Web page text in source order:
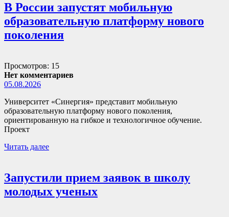
В России запустят мобильную
образовательную платформу нового
поколения
Просмотров: 15
Нет комментариев
05.08.2026
Университет «Синергия» представит мобильную
образовательную платформу нового поколения,
ориентированную на гибкое и технологичное обучение.
Проект
Читать далее
Запустили прием заявок в школу
молодых ученых